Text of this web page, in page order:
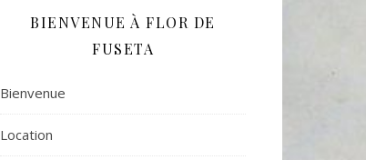
BIENVENUE À FLOR DE
FUSETA
Bienvenue
Location